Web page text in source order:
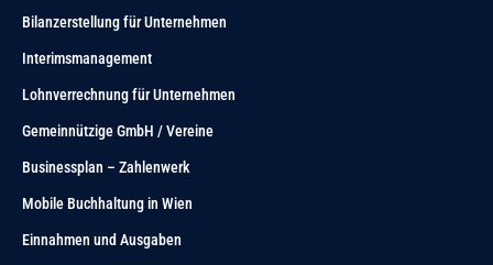
Bilanzerstellung für Unternehmen
Interimsmanagement
Lohnverrechnung für Unternehmen
Gemeinnützige GmbH / Vereine
Businessplan – Zahlenwerk
Mobile Buchhaltung in Wien
Einnahmen und Ausgaben